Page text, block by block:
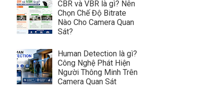
CBR và VBR là gì? Nên
Chọn Chế Độ Bitrate
Nào Cho Camera Quan
Sát?
Human Detection là gì?
Công Nghệ Phát Hiện
Người Thông Minh Trên
Camera Quan Sát